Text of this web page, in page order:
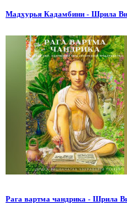
Мадхурья Кадамбини - Шрила
Рага вартма чандрика - Шрила